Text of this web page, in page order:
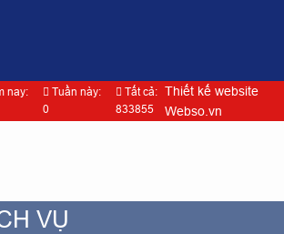
nay:
Tuần này:
0
Tất cả:
833855
Thiết kế website
Webso.vn
VỤ